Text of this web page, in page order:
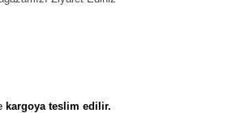
kargoya teslim edilir.